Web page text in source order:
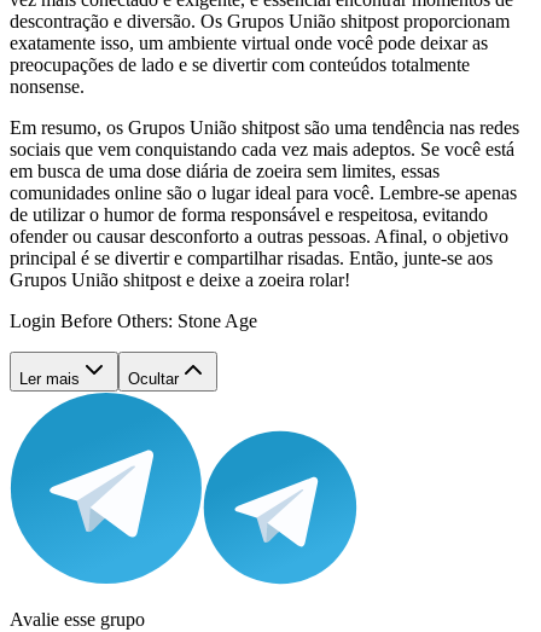
descontração e diversão. Os Grupos União shitpost proporcionam
exatamente isso, um ambiente virtual onde você pode deixar as
preocupações de lado e se divertir com conteúdos totalmente
nonsense.
Em resumo, os Grupos União shitpost são uma tendência nas redes
sociais que vem conquistando cada vez mais adeptos. Se você está
em busca de uma dose diária de zoeira sem limites, essas
comunidades online são o lugar ideal para você. Lembre-se apenas
de utilizar o humor de forma responsável e respeitosa, evitando
ofender ou causar desconforto a outras pessoas. Afinal, o objetivo
principal é se divertir e compartilhar risadas. Então, junte-se aos
Grupos União shitpost e deixe a zoeira rolar!
Login Before Others: Stone Age
Ler mais Ocultar
Avalie esse grupo